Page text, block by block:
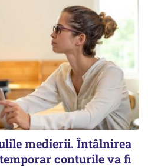
medierii. Întâlnirea
conturile va fi